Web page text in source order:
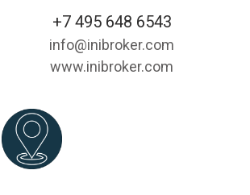
+7 495 648 6543
info@inibroker.com
www.inibroker.com